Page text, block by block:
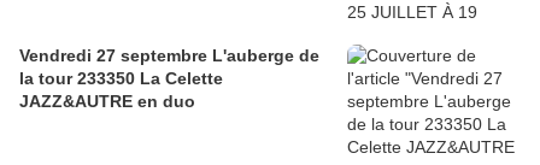
Vendredi 27 septembre L'auberge de
la tour 233350 La Celette
JAZZ&AUTRE en duo